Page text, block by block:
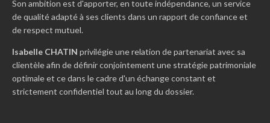
Son ambition est d'apporter, en toute indépendance, un service
de qualité adapté à ses clients dans un rapport de confiance et
de respect mutuel.
Isabelle CHATIN privilégie une relation de partenariat avec sa
clientèle afin de définir conjointement une stratégie patrimoniale
optimale et ce dans le cadre d'un échange constant et
strictement confidentiel tout au long du dossier.